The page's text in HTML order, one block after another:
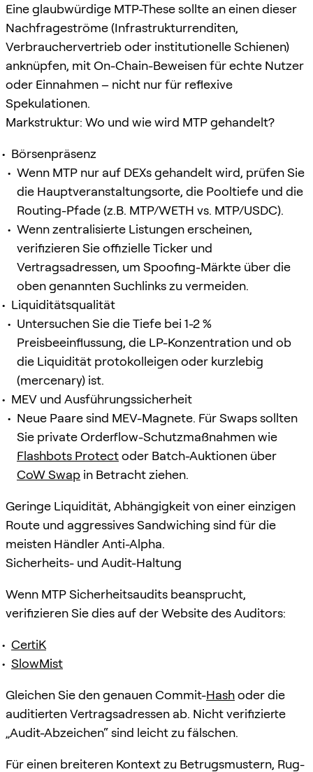
Eine glaubwürdige MTP-These sollte an einen dieser
Nachfrageströme (Infrastrukturrenditen,
Verbrauchervertrieb oder institutionelle Schienen)
anknüpfen, mit On-Chain-Beweisen für echte Nutzer
oder Einnahmen – nicht nur für reflexive
Spekulationen.
Markstruktur: Wo und wie wird MTP gehandelt?
Börsenpräsenz
Wenn MTP nur auf DEXs gehandelt wird, prüfen Sie
die Hauptveranstaltungsorte, die Pooltiefe und die
Routing-Pfade (z.B. MTP/WETH vs. MTP/USDC).
Wenn zentralisierte Listungen erscheinen,
verifizieren Sie offizielle Ticker und
Vertragsadressen, um Spoofing-Märkte über die
oben genannten Suchlinks zu vermeiden.
Liquiditätsqualität
Untersuchen Sie die Tiefe bei 1-2 %
Preisbeeinflussung, die LP-Konzentration und ob
die Liquidität protokolleigen oder kurzlebig
(mercenary) ist.
MEV und Ausführungssicherheit
Neue Paare sind MEV-Magnete. Für Swaps sollten
Sie private Orderflow-Schutzmaßnahmen wie
Flashbots Protectoder Batch-Auktionen über
CoW Swap in Betracht ziehen.
Geringe Liquidität, Abhängigkeit von einer einzigen
Route und aggressives Sandwiching sind für die
meisten Händler Anti-Alpha.
Sicherheits- und Audit-Haltung
Wenn MTP Sicherheitsaudits beansprucht,
verifizieren Sie dies auf der Website des Auditors:
CertiK
SlowMist
Gleichen Sie den genauen Commit-Hashoder die
auditierten Vertragsadressen ab. Nicht verifizierte
„Audit-Abzeichen“ sind leicht zu fälschen.
Für einen breiteren Kontext zu Betrugsmustern, Rug-